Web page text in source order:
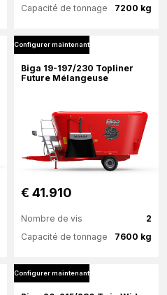
7200 kg
Capacité de tonnage
Plus d'information
Configurer maintenant
Biga 19-197/230 Topliner
Future Mélangeuse
€ 41.910
2
Nombre de vis
7600 kg
Capacité de tonnage
Plus d'information
Configurer maintenant